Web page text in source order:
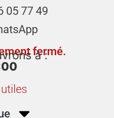
05 77 49
fermé.
à :